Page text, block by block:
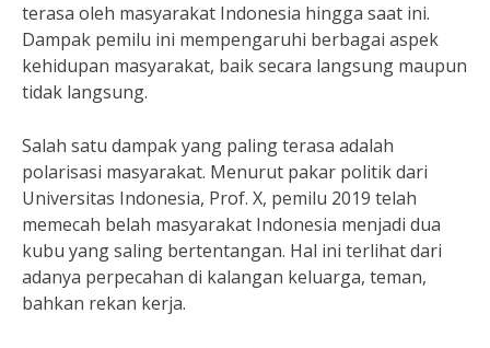
terasa oleh masyarakat Indonesia hingga saat ini.
Dampak pemilu ini mempengaruhi berbagai aspek
kehidupan masyarakat, baik secara langsung maupun
tidak langsung.
Salah satu dampak yang paling terasa adalah
polarisasi masyarakat. Menurut pakar politik dari
Universitas Indonesia, Prof. X, pemilu 2019 telah
memecah belah masyarakat Indonesia menjadi dua
kubu yang saling bertentangan. Hal ini terlihat dari
adanya perpecahan di kalangan keluarga, teman,
bahkan rekan kerja.